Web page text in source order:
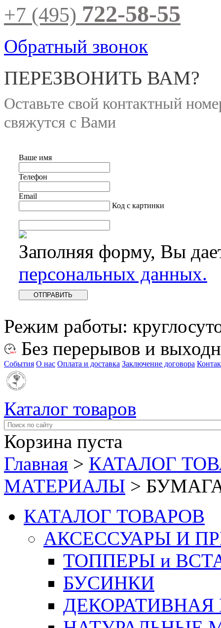
+7 (495) 722-58-55
Обратный звонок
ПЕРЕЗВОНИТЬ ВАМ?
Оставьте свой контактный
свяжутся с Вами
Ваше имя
Телефон
Email
Код с картинки
Заполняя форму, Вы
персональных данных.
Режим работы:
Без перерывов и
События О нас Оплата и доставка Заключение договора
Каталог товаров
Корзина пуста
Главная > КАТАЛОГ
МАТЕРИАЛЫ >
КАТАЛОГ ТОВАРОВ
АКСЕССУАРЫ И
ТОППЕРЫ и
БУСИНКИ
ДЕКОРАТИВНАЯ